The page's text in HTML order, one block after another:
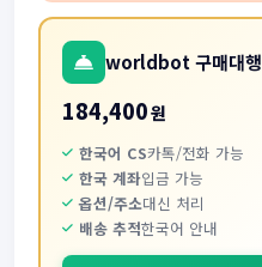
worldbot 구매대행
184,400원
한국어 CS카톡/전화 가능
한국 계좌입금 가능
옵션/주소대신 처리
배송 추적한국어 안내